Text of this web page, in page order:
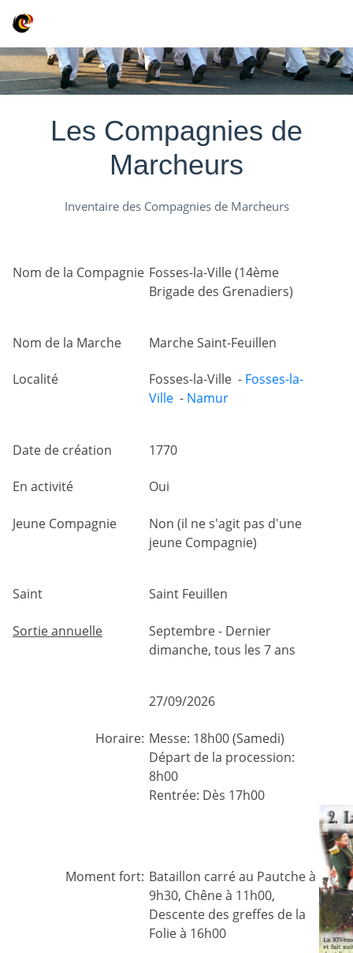
Les Compagnies de
Marcheurs
Inventaire des Compagnies de Marcheurs
Nom de la Compagnie Fosses-la-Ville (14ème
Brigade des Grenadiers)
Nom de la Marche Marche Saint-Feuillen
Localité Fosses-la-Ville - Fosses-la-
Ville - Namur
Date de création 1770
En activité Oui
Jeune Compagnie
Non (il ne s'agit pas d'une
jeune Compagnie)
Saint Saint Feuillen
Sortie annuelle
Septembre - Dernier
dimanche, tous les 7 ans
27/09/2026
Horaire: Messe: 18h00 (Samedi)
Départ de la procession:
8h00
Rentrée: Dès 17h00
Moment fort: Bataillon carré au Pautche à
9h30, Chêne à 11h00,
Descente des greffes de la
Folie à 16h00